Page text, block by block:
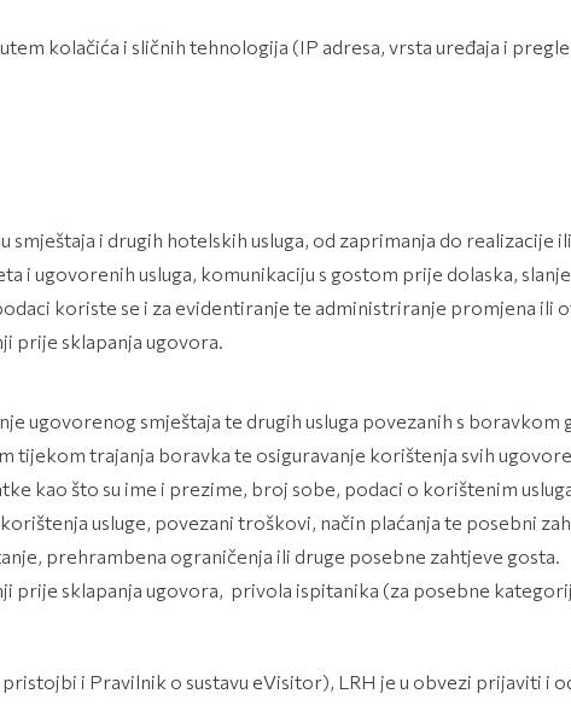
kolačića i sličnih tehnologija (IP adresa, vrsta uređaja i
i drugih hotelskih usluga, od zaprimanja do realizacije
i ugovorenih usluga, komunikaciju s gostom prije dolaska,
koriste se i za evidentiranje te administriranje promjena ili
prije sklapanja ugovora.
ugovorenog smještaja te drugih usluga povezanih s boravkom
tijekom trajanja boravka te osiguravanje korištenja svih
kao što su ime i prezime, broj sobe, podaci o korištenim
usluge, povezani troškovi, način plaćanja te posebni
prehrambena ograničenja ili druge posebne zahtjeve gosta.
prije sklapanja ugovora, privola ispitanika (za posebne
i Pravilnik o sustavu eVisitor), LRH je u obvezi prijaviti i